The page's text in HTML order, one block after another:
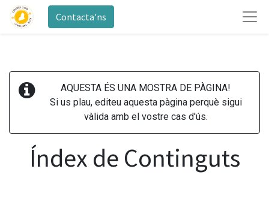
Contacta'ns
AQUESTA ÉS UNA MOSTRA DE PÀGINA!
Si us plau, editeu aquesta pàgina perquè sigui
vàlida amb el vostre cas d'ús.
Índex de Continguts